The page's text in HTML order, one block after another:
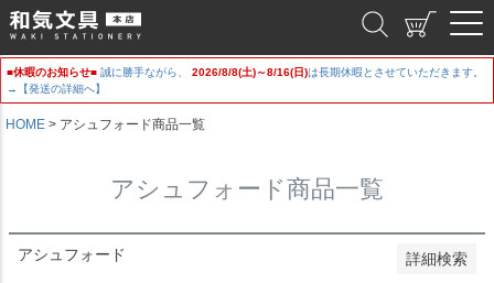
■休暇のお知らせ■ 誠に勝手ながら、 2026/8/8(土)～8/16(日)は長期休暇とさせていただきます。
→【発送の詳細へ】
HOME アシュフォード商品一覧
アシュフォード商品一覧
アシュフォード 詳細検索
登録順
価格が安い順
価格が高い順
優先度順
レビュー順